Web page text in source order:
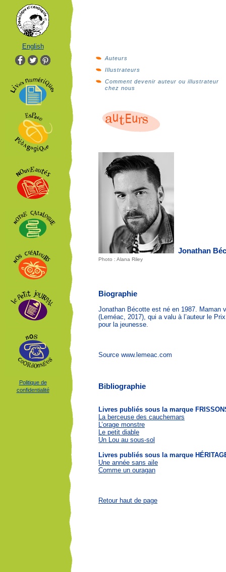
English
Politique de
confidentialité
Auteurs
Illustrateurs
Comment devenir auteur ou illustrateur
chez nous
Photo : Alana Riley
Jonathan
Biographie
Jonathan Bécotte est né en 1987. Maman
(Leméac, 2017), qui a valu à l’auteur le
pour la jeunesse.
Source www.lemeac.com
Bibliographie
Livres publiés sous la marque
La berceuse des cauchemars
L’orage monstre
Le petit diable
Un Lou au sous-sol
Livres publiés sous la marque
Une année sans aile
Comme un ouragan
Retour haut de page